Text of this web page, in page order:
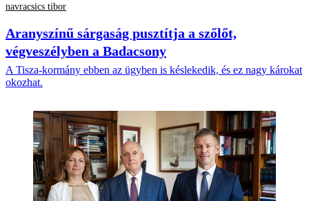
navracsics tibor
Aranyszínű sárgaság pusztítja a szőlőt,
végveszélyben a Badacsony
A Tisza-kormány ebben az ügyben is késlekedik, és ez nagy károkat
okozhat.